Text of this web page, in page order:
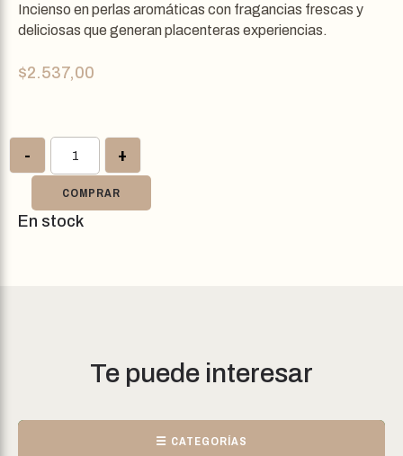
Incienso en perlas aromáticas con fragancias frescas y
deliciosas que generan placenteras experiencias.
$2.537,00
- +
COMPRAR
En stock
Te puede interesar
☰ CATEGORÍAS